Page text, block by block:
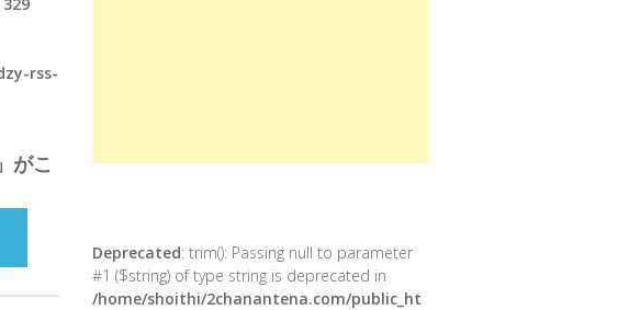
rss-
がこ
Deprecated: trim(): Passing null to parameter
#1 ($string) of type string is deprecated in
/home/shoithi/2chanantena.com/public_ht